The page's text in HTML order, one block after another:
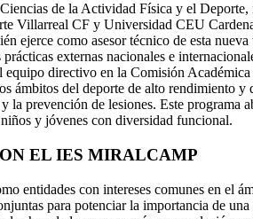
de la Actividad Física y el
Villarreal CF y Universidad CEU
ejerce como asesor técnico de esta
externas nacionales e
equipo directivo en la Comisión
ámbitos del deporte de alto rendimiento
prevención de lesiones. Este programa
y jóvenes con diversidad funcional.
EL IES MIRALCAMP
entidades con intereses comunes en el
para potenciar la importancia de